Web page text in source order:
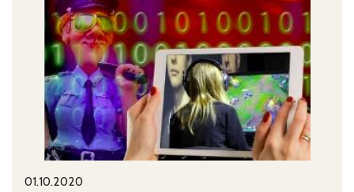
förfrågan
Zoom-
mötet
Published on:
01.10.2020
Categories: